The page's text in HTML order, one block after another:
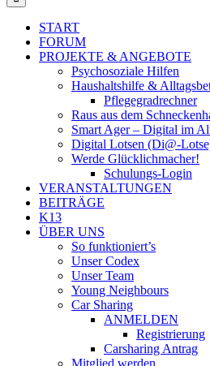
START
FORUM
PROJEKTE & ANGEBOTE
Psychosoziale Hilfen
Haushaltshilfe &
Pflegegradrechner
Raus aus dem
Smart Ager – Digital im
Digital Lotsen (Di@-
Werde Glücklichmacher!
Schulungs-Login
VERANSTALTUNGEN
BEITRÄGE
K13
ÜBER UNS
So funktioniert’s
Unser Codex
Unser Team
Young Neighbours
Car Sharing
ANMELDEN
Registrierung
Carsharing Antrag